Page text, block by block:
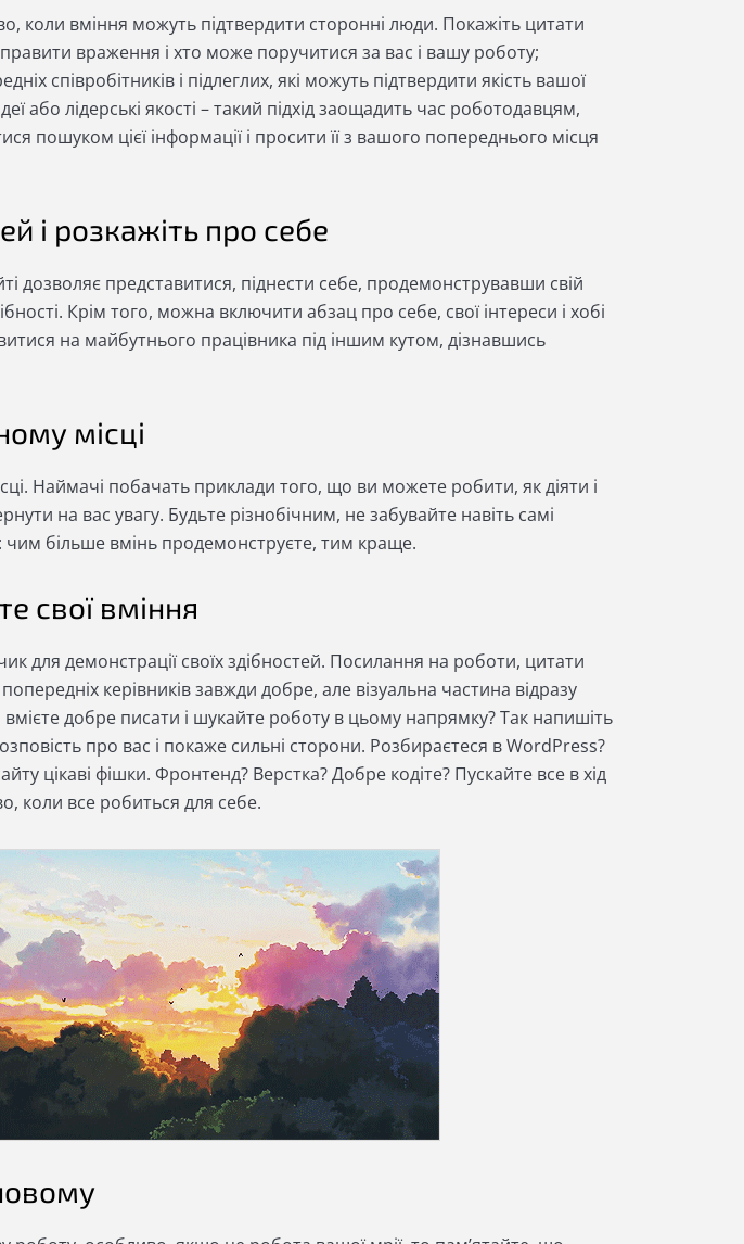
коли вміння можуть підтвердити сторонні люди. Покажіть цитати
враження і хто може поручитися за вас і вашу роботу;
співробітників і підлеглих, які можуть підтвердити якість вашої
або лідерські якості – такий підхід заощадить час роботодавцям,
пошуком цієї інформації і просити її з вашого попереднього місця
і розкажіть про себе
дозволяє представитися, піднести себе, продемонструвавши свій
Крім того, можна включити абзац про себе, свої інтереси і хобі
на майбутнього працівника під іншим кутом, дізнавшись
місці
Наймачі побачать приклади того, що ви можете робити, як діяти і
на вас увагу. Будьте різнобічним, не забувайте навіть самі
чим більше вмінь продемонструєте, тим краще.
свої вміння
для демонстрації своїх здібностей. Посилання на роботи, цитати
попередніх керівників завжди добре, але візуальна частина відразу
добре писати і шукайте роботу в цьому напрямку? Так напишіть
про вас і покаже сильні сторони. Розбираєтеся в WordPress?
цікаві фішки. Фронтенд? Верстка? Добре кодіте? Пускайте все в хід
коли все робиться для себе.